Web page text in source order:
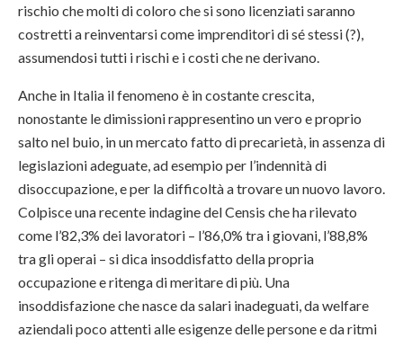
rischio che molti di coloro che si sono licenziati saranno
costretti a reinventarsi come imprenditori di sé stessi (?),
assumendosi tutti i rischi e i costi che ne derivano.
Anche in Italia il fenomeno è in costante crescita,
nonostante le dimissioni rappresentino un vero e proprio
salto nel buio, in un mercato fatto di precarietà, in assenza di
legislazioni adeguate, ad esempio per l’indennità di
disoccupazione, e per la difficoltà a trovare un nuovo lavoro.
Colpisce una recente indagine del Censis che ha rilevato
come l’82,3% dei lavoratori – l’86,0% tra i giovani, l’88,8%
tra gli operai – si dica insoddisfatto della propria
occupazione e ritenga di meritare di più. Una
insoddisfazione che nasce da salari inadeguati, da welfare
aziendali poco attenti alle esigenze delle persone e da ritmi